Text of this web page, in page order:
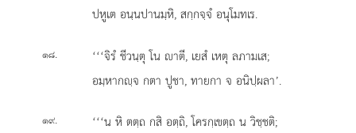
ปหูเต อนฺนปานมฺหิ, สกฺกจฺจํ อนุโมทเร.
๑๘.
‘‘‘จิรํ ชีวนฺตุ โน าตี, เยสํ เหตุ ลภามเส;
อมฺหากฺจ กตา ปูชา, ทายกา จ อนิปฺผลา’.
๑๙.
‘‘‘น หิ ตตฺถ กสิ อตฺถิ, โครกฺเขตฺถ น วิชฺชติ;